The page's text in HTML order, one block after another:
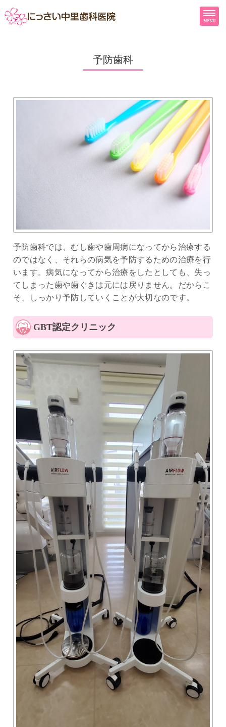
にっさい中里
予防歯科
予防歯科では、むし歯や歯周病になってから治療する
のではなく、それらの病気を予防するための治療を行
います。病気になってから治療をしたとしても、失っ
てしまった歯や歯ぐきは元には戻りません。だからこ
そ、しっかり予防していくことが大切なのです。
GBT認定クリニック